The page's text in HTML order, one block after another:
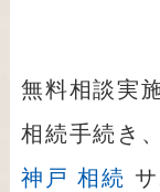
無料相談実
相続手続き
神戸 相続